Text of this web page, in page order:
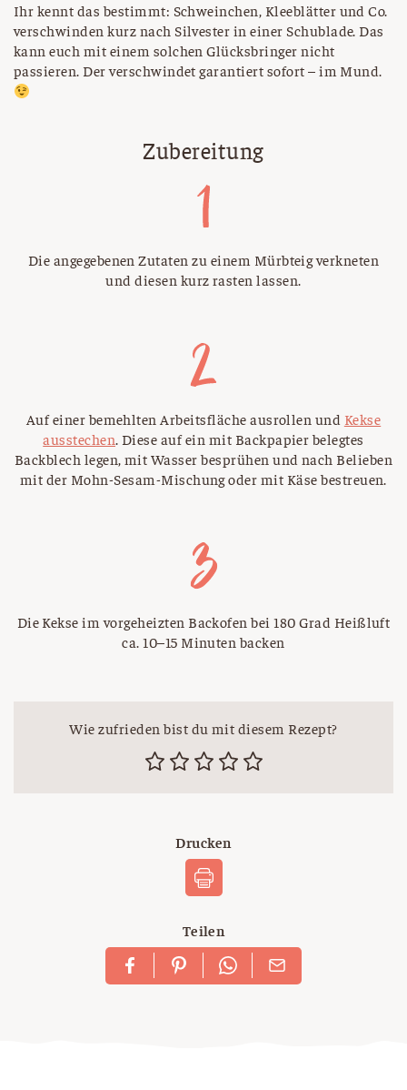
Ihr kennt das bestimmt: Schweinchen, Kleeblätter und Co.
verschwinden kurz nach Silvester in einer Schublade. Das
kann euch mit einem solchen Glücksbringer nicht
passieren. Der verschwindet garantiert sofort – im Mund.
Zubereitung
Die angegebenen Zutaten zu einem Mürbteig verkneten
und diesen kurz rasten lassen.
Auf einer bemehlten Arbeitsfläche ausrollen und Kekse
ausstechen. Diese auf ein mit Backpapier belegtes
Backblech legen, mit Wasser besprühen und nach Belieben
mit der Mohn-Sesam-Mischung oder mit Käse bestreuen.
Die Kekse im vorgeheizten Backofen bei 180 Grad Heißluft
ca. 10–15 Minuten backen
Wie zufrieden bist du mit diesem Rezept?
Drucken
Teilen